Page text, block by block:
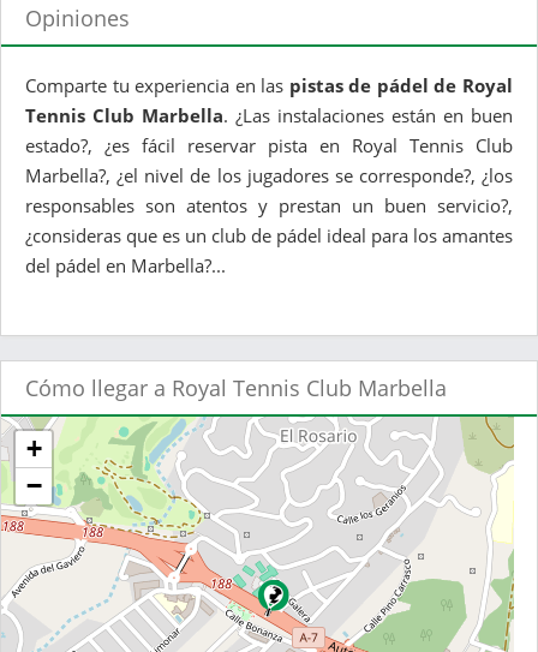
Opiniones
Comparte tu experiencia en las pistas de pádel de Royal
Tennis Club Marbella. ¿Las instalaciones están en buen
estado?, ¿es fácil reservar pista en Royal Tennis Club
Marbella?, ¿el nivel de los jugadores se corresponde?, ¿los
responsables son atentos y prestan un buen servicio?,
¿consideras que es un club de pádel ideal para los amantes
del pádel en Marbella?...
Cómo llegar a Royal Tennis Club Marbella
+
−